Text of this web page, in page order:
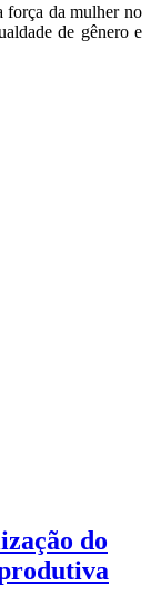
força da mulher no
de gênero e
do